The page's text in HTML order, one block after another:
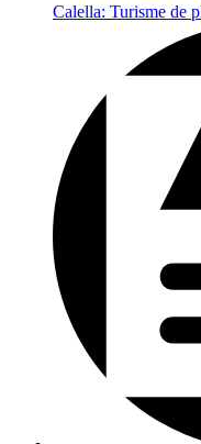
Calella: Turisme de